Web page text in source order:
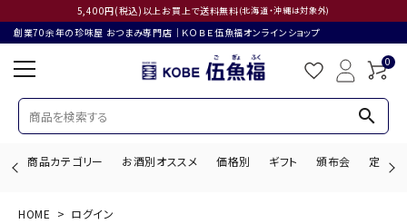
5,400円(税込)以上お買上で送料無料(北海道・沖縄は対象外)
創業70余年の珍味屋 おつまみ専門店│ＫＯＢＥ伍魚福オンラインショップ
0
search
商品カテゴリー お酒別オススメ 価格別 ギフト 頒布会 定期購
HOME ログイン